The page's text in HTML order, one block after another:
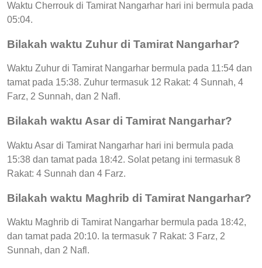
Waktu Cherrouk di Tamirat Nangarhar hari ini bermula pada
05:04.
Bilakah waktu Zuhur di Tamirat Nangarhar?
Waktu Zuhur di Tamirat Nangarhar bermula pada 11:54 dan
tamat pada 15:38. Zuhur termasuk 12 Rakat: 4 Sunnah, 4
Farz, 2 Sunnah, dan 2 Nafl.
Bilakah waktu Asar di Tamirat Nangarhar?
Waktu Asar di Tamirat Nangarhar hari ini bermula pada
15:38 dan tamat pada 18:42. Solat petang ini termasuk 8
Rakat: 4 Sunnah dan 4 Farz.
Bilakah waktu Maghrib di Tamirat Nangarhar?
Waktu Maghrib di Tamirat Nangarhar bermula pada 18:42,
dan tamat pada 20:10. Ia termasuk 7 Rakat: 3 Farz, 2
Sunnah, dan 2 Nafl.